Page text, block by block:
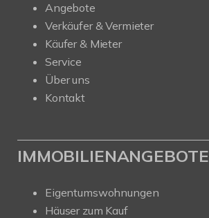
Angebote
Verkäufer & Vermieter
Käufer & Mieter
Service
Über uns
Kontakt
IMMOBILIENANGEBOTE
Eigentumswohnungen
Häuser zum Kauf